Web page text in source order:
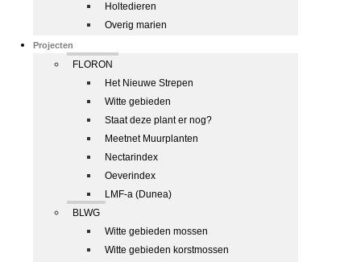
Holtedieren
Overig marien
Projecten
FLORON
Het Nieuwe Strepen
Witte gebieden
Staat deze plant er nog?
Meetnet Muurplanten
Nectarindex
Oeverindex
LMF-a (Dunea)
BLWG
Witte gebieden mossen
Witte gebieden korstmossen